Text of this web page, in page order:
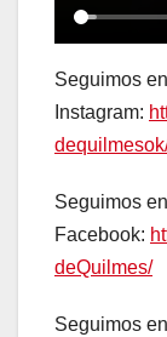
Seguimos en
Instagram:
Seguimos en
Facebook:
deQuilmes/
Seguimos en